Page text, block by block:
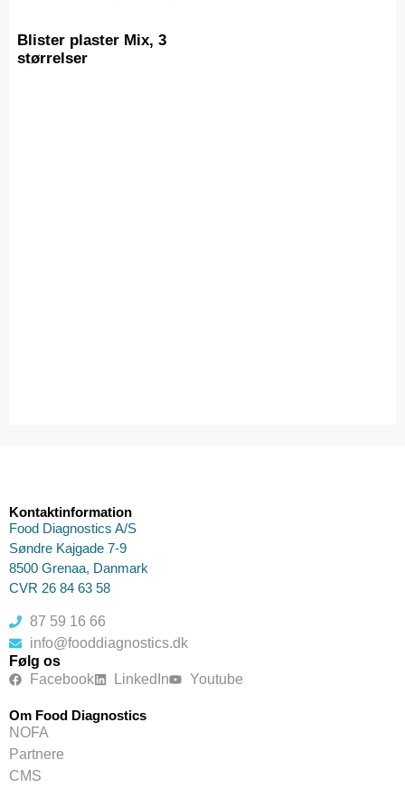
Blister plaster Mix, 3
størrelser
Kontaktinformation
Food Diagnostics A/S
Søndre Kajgade 7-9
8500 Grenaa, Danmark
CVR 26 84 63 58
87 59 16 66
info@fooddiagnostics.dk
Følg os
Facebook
LinkedIn Youtube
Om Food Diagnostics
NOFA
Partnere
CMS